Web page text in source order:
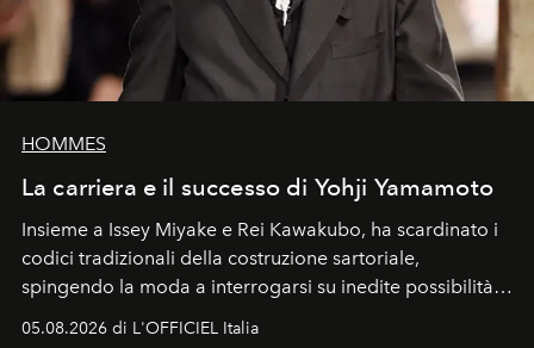
HOMMES
La carriera e il successo di Yohji Yamamoto
Insieme a Issey Miyake e Rei Kawakubo, ha scardinato i
codici tradizionali della costruzione sartoriale,
spingendo la moda a interrogarsi su inedite possibilità
formali e a ridefinire il concetto stesso di silhouette.
05.08.2026 di L'OFFICIEL Italia